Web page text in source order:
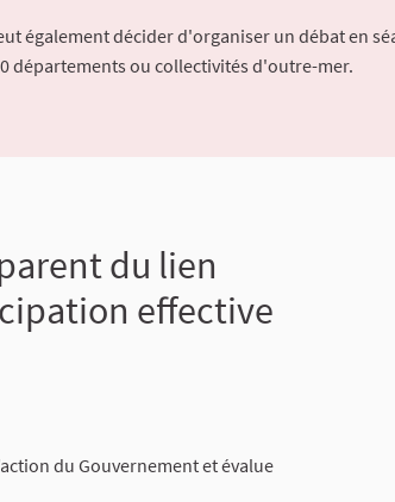
également décider d'organiser un débat en
départements ou collectivités d'outre-mer.
du lien
effective
du Gouvernement et évalue